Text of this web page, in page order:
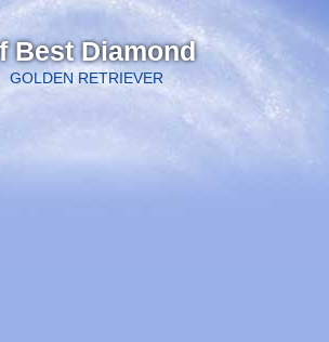
Best Diamond
GOLDEN RETRIEVER